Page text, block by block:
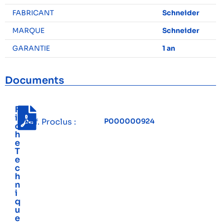
FABRICANT
Schneider
MARQUE
Schneider
GARANTIE
1 an
Documents
F
i
c
h
e
T
e
c
h
n
i
q
u
e
Réf. Proclus : P000000924